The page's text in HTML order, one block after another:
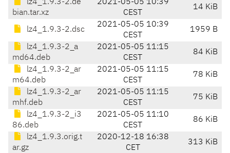
lz4_1.9.3-2.de
bian.tar.xz
2021-05-05 10:39
CEST
14 KiB
lz4_1.9.3-2.dsc
2021-05-05 10:39
CEST
1959 B
lz4_1.9.3-2_a
md64.deb
2021-05-05 11:15
CEST
84 KiB
lz4_1.9.3-2_ar
m64.deb
2021-05-05 11:15
CEST
78 KiB
lz4_1.9.3-2_ar
mhf.deb
2021-05-05 11:15
CEST
75 KiB
lz4_1.9.3-2_i3
86.deb
2021-05-05 11:10
CEST
86 KiB
lz4_1.9.3.orig.t
ar.gz
2020-12-18 16:38
CET
313 KiB